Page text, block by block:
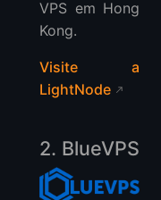
VPS em Hong
Kong.
Visite a
LightNode
2. BlueVPS